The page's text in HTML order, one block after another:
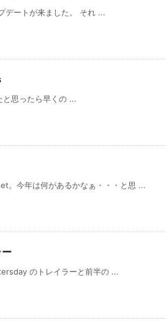
デートが来ました。 それ ...
思ったら早くの ...
。今年は何があるかなぁ・・・と思 ...
のトレイラーと前半の ...